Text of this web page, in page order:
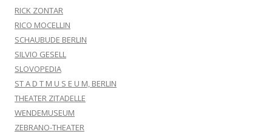
RICK ZONTAR
RICO MOCELLIN
SCHAUBUDE BERLIN
SILVIO GESELL
SLOVOPEDIA
ST A D T M U S E U M, BERLIN
THEATER ZITADELLE
WENDEMUSEUM
ZEBRANO-THEATER